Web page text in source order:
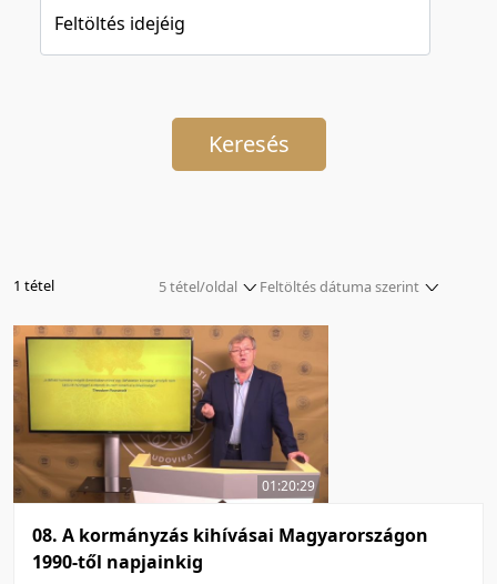
Feltöltés idejéig
Keresés
Feltöltés dátuma szerint
Relevancia szerint
Kezdés/felvétel dátuma szerint
Feltöltés dátuma szerint
Feltöltés dátuma szerint
Utolsó módosítás szerint
Utolsó módosítás szerint
1 tétel
5 tétel/oldal
5 tétel/oldal
10 tétel/oldal
20 tétel/oldal
50 tétel/oldal
100 tétel/oldal
01:20:29
08. A kormányzás kihívásai Magyarországon
1990-től napjainkig